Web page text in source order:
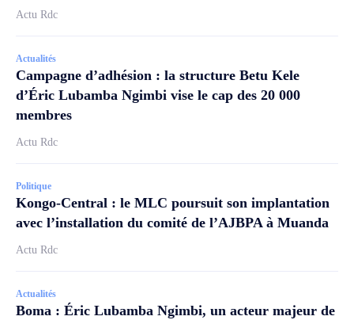
Actu Rdc
Actualités
Campagne d’adhésion : la structure Betu Kele
d’Éric Lubamba Ngimbi vise le cap des 20 000
membres
Actu Rdc
Politique
Kongo-Central : le MLC poursuit son implantation
avec l’installation du comité de l’AJBPA à Muanda
Actu Rdc
Actualités
Boma : Éric Lubamba Ngimbi, un acteur majeur de